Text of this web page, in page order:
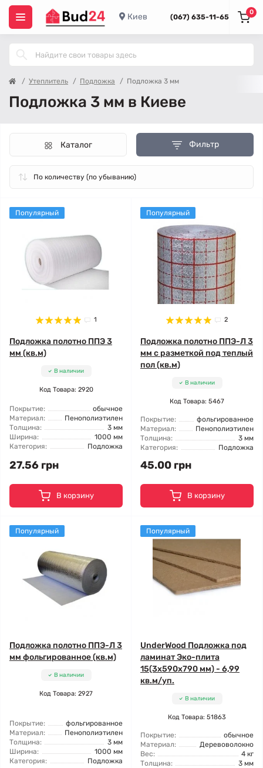
Киев (067) 635-11-65
0
Утеплитель Подложка Подложка 3 мм
Подложка 3 мм в Киеве
Фильтр
Каталог
Популярный
1
Подложка полотно ППЭ 3
мм (кв.м)
В наличии
Код Товара: 2920
Покрытие:
обычное
Материал:
Пенополиэтилен
Толщина:
3 мм
Ширина:
1000 мм
Категория:
Подложка
27.56 грн
В корзину
Популярный
2
Подложка полотно ППЭ-Л 3
мм с разметкой под теплый
пол (кв.м)
В наличии
Код Товара: 5467
Покрытие:
фольгированное
Материал:
Пенополиэтилен
Толщина:
3 мм
Категория:
Подложка
45.00 грн
В корзину
Популярный
Подложка полотно ППЭ-Л 3
мм фольгированное (кв.м)
В наличии
Код Товара: 2927
Покрытие:
фольгированное
Материал:
Пенополиэтилен
Толщина:
3 мм
Ширина:
1000 мм
Категория:
Подложка
Популярный
UnderWood Подложка под
ламинат Эко-плита
15(3x590x790 мм) - 6,99
кв.м/уп.
В наличии
Код Товара: 51863
Покрытие:
обычное
Материал:
Деревоволокно
Вес:
4 кг
Толщина:
3 мм